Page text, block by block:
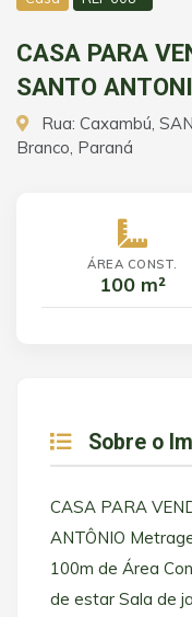
CASA PARA
SANTO
Rua: Caxambú,
Branco, Paraná
ÁREA CONST.
100 m²
Sobre o
CASA PARA
ANTÔNIO
100m de Área
de estar Sala de